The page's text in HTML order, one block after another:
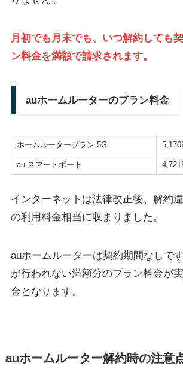
月初でも月末でも、いつ解約しても
ン料金を満額で請求されます。
auホームルーターのプラン料金
ホームルータープラン 5G 5,170
au スマートポート 4,721
インターネットは法律改正後、解約
の利用料金相当に収まりました。
auホームルーターは契約期間なしで
が行われない満額分のプラン料金が
金となります。
auホームルーター解約時の注意